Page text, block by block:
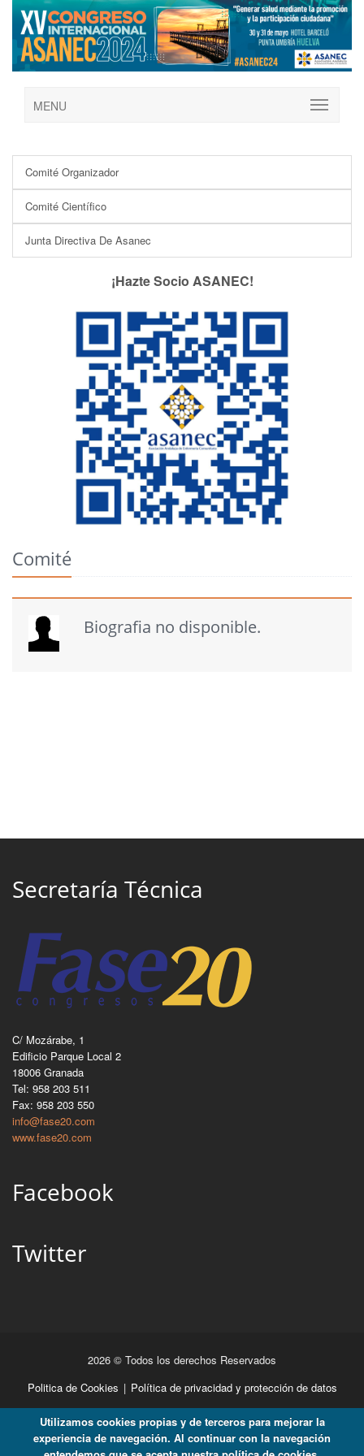
MENU
Comité Organizador
Comité Científico
Junta Directiva De Asanec
¡Hazte Socio ASANEC!
Comité
Biografia no disponible.
Secretaría Técnica
C/ Mozárabe, 1
Edificio Parque Local 2
18006 Granada
Tel: 958 203 511
Fax: 958 203 550
info@fase20.com
www.fase20.com
Facebook
Twitter
2026 © Todos los derechos Reservados
Politica de Cookies | Política de privacidad y protección de datos
Utilizamos cookies propias y de terceros para mejorar la
experiencia de navegación. Al continuar con la navegación